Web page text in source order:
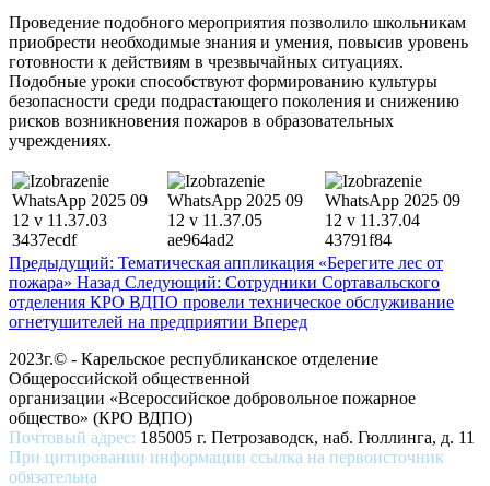
Проведение подобного мероприятия позволило школьникам
приобрести необходимые знания и умения, повысив уровень
готовности к действиям в чрезвычайных ситуациях.
Подобные уроки способствуют формированию культуры
безопасности среди подрастающего поколения и снижению
рисков возникновения пожаров в образовательных
учреждениях.
Предыдущий: Тематическая аппликация «Берегите лес от
пожара» Назад Следующий: Сотрудники Сортавальского
отделения КРО ВДПО провели техническое обслуживание
огнетушителей на предприятии Вперед
2023г.© - Карельское республиканское отделение
Общероссийской общественной
организации «Всероссийское добровольное пожарное
общество» (КРО ВДПО)
Почтовый адрес: 185005 г. Петрозаводск, наб. Гюллинга, д. 11
При цитировании информации ссылка на первоисточник
обязательна